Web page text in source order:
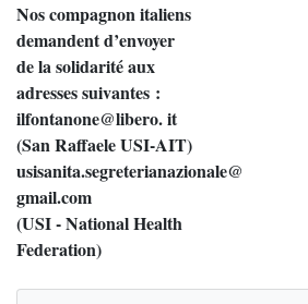
Nos compagnon italiens
demandent d’envoyer
de la solidarité aux
adresses suivantes :
ilfontanone@libero. it
(San Raffaele USI-AIT)
usisanita.segreterianazionale@
gmail.com
(USI - National Health
Federation)